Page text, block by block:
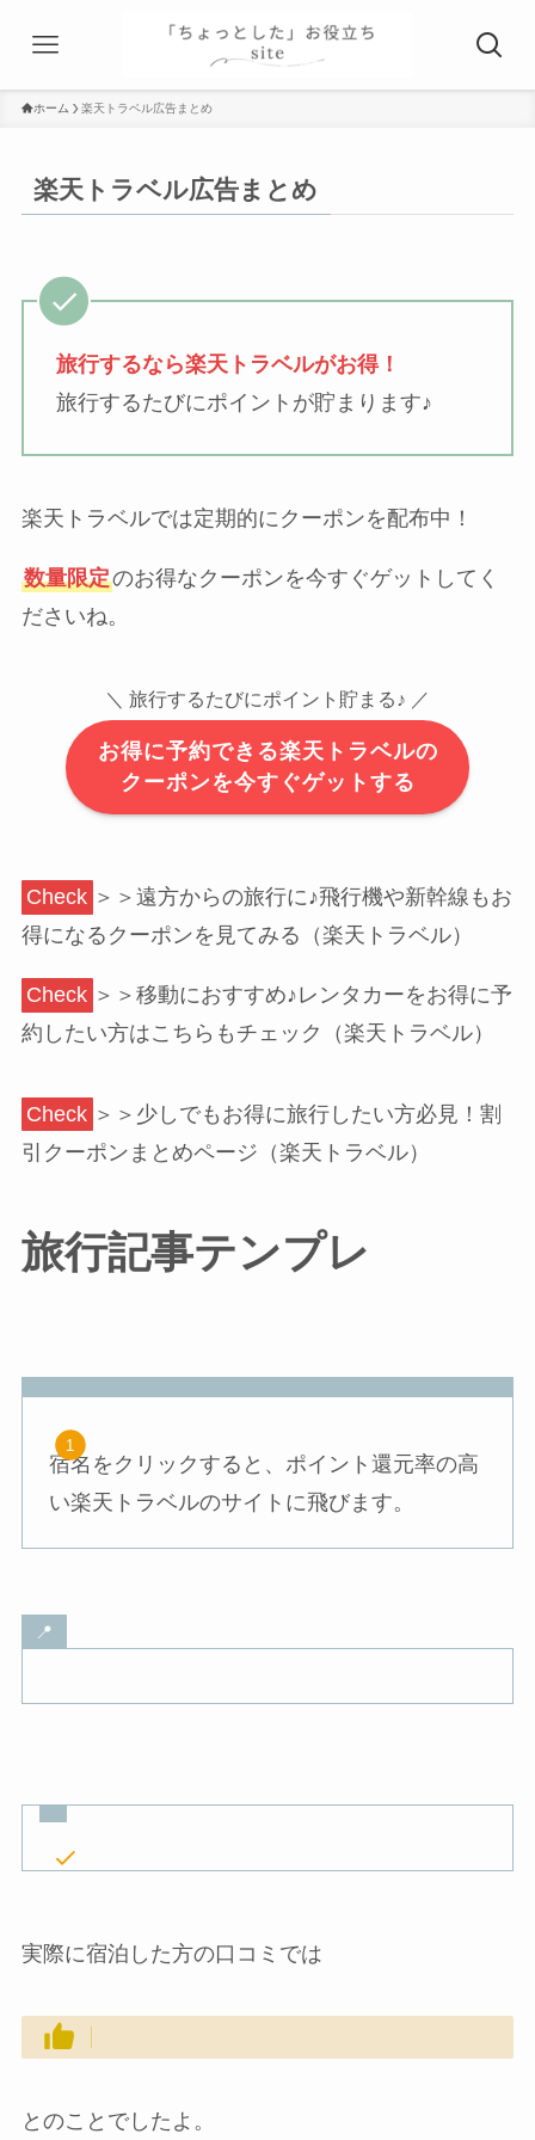
ホーム 楽天トラベル広告まとめ
楽天トラベル広告まとめ
旅行するなら楽天トラベルがお得！
旅行するたびにポイントが貯まります♪
楽天トラベルでは定期的にクーポンを配布中！
数量限定のお得なクーポンを今すぐゲットしてく
ださいね。
＼ 旅行するたびにポイント貯まる♪ ／
お得に予約できる楽天トラベルの
クーポンを今すぐゲットする
Check ＞＞遠方からの旅行に♪飛行機や新幹線もお
得になるクーポンを見てみる（楽天トラベル）
Check ＞＞移動におすすめ♪レンタカーをお得に予
約したい方はこちらもチェック（楽天トラベル）
Check ＞＞少しでもお得に旅行したい方必見！割
引クーポンまとめページ（楽天トラベル）
旅行記事テンプレ
宿名をクリックすると、ポイント還元率の高
い楽天トラベルのサイトに飛びます。
📍
実際に宿泊した方の口コミでは
とのことでしたよ。